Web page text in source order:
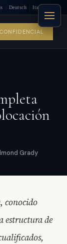
Deutsch Italiano
Grady
conocido
estructura de